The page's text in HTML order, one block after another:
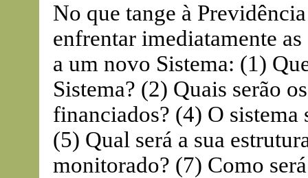
No que tange à
enfrentar imediatamente as
a um novo Sistema: (1)
Sistema? (2) Quais serão
financiados? (4) O
(5) Qual será a sua
monitorado? (7) Como